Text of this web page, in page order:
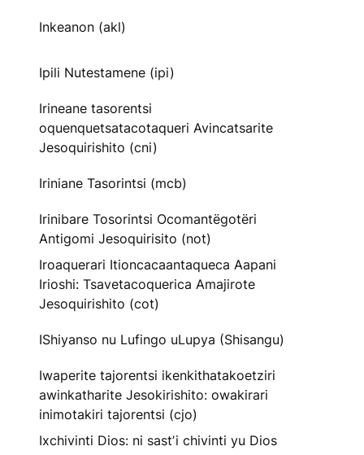
Inkeanon (akl)
Ipili Nutestamene (ipi)
Irineane tasorentsi
oquenquetsatacotaqueri Avincatsarite
Jesoquirishito (cni)
Iriniane Tasorintsi (mcb)
Irinibare Tosorintsi Ocomantëgotëri
Antigomi Jesoquirisito (not)
Iroaquerari Itioncacaantaqueca Aapani
Irioshi: Tsavetacoquerica Amajirote
Jesoquirishito (cot)
IShiyanso nu Lufingo uLupya (Shisangu)
Iwaperite tajorentsi ikenkithatakoetziri
awinkatharite Jesokirishito: owakirari
inimotakiri tajorentsi (cjo)
Ixchivinti Dios: ni sastʼi chivinti yu Dios